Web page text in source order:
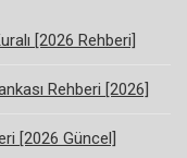
[2026 Rehberi]
Rehberi [2026]
[2026 Güncel]